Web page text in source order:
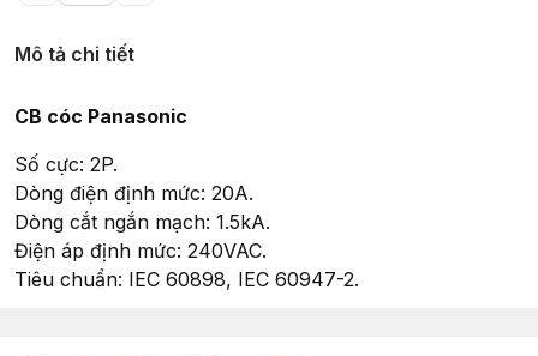
Mô tả chi tiết
CB cóc Panasonic
Số cực: 2P.
Dòng điện định mức: 20A.
Dòng cắt ngắn mạch: 1.5kA.
Điện áp định mức: 240VAC.
Tiêu chuẩn: IEC 60898, IEC 60947-2.